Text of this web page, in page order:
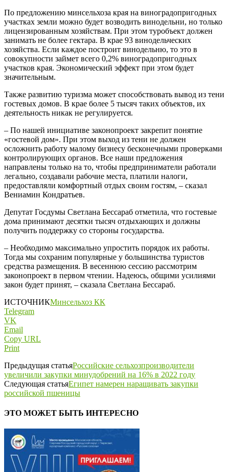
По предложению минсельхоза края на виноградопригодных
участках земли можно будет возводить винодельни, но только
лицензированным хозяйствам. При этом туробъект должен
занимать не более гектара. В крае 93 винодельческих
хозяйства. Если каждое построит винодельню, то это в
совокупности займет всего 0,2% виноградопригодных
участков края. Экономический эффект при этом будет
значительным.
Также развитию туризма может способствовать вывод из тени
гостевых домов. В крае более 5 тысяч таких объектов, их
деятельность никак не регулируется.
– По нашей инициативе законопроект закрепит понятие
«гостевой дом». При этом выход из тени не должен
осложнить работу малому бизнесу бесконечными проверками
контролирующих органов. Все наши предложения
направлены только на то, чтобы предприниматели работали
легально, создавали рабочие места, платили налоги,
предоставляли комфортный отдых своим гостям, – сказал
Вениамин Кондратьев.
Депутат Госдумы Светлана Бессараб отметила, что гостевые
дома принимают десятки тысяч отдыхающих и должны
получить поддержку со стороны государства.
– Необходимо максимально упростить порядок их работы.
Тогда мы сохраним популярные у большинства туристов
средства размещения. В весеннюю сессию рассмотрим
законопроект в первом чтении. Надеюсь, общими усилиями
закон будет принят, – сказала Светлана Бессараб.
ИСТОЧНИКМинсельхоз КК
Telegram
VK
Email
Copy URL
Print
Предыдущая статьяРоссийские сельхозпроизводители
увеличили закупки минудобрений на 16% в 2022 году
Следующая статьяЕгипет намерен наращивать закупки
российской пшеницы
ЭТО МОЖЕТ БЫТЬ ИНТЕРЕСНО